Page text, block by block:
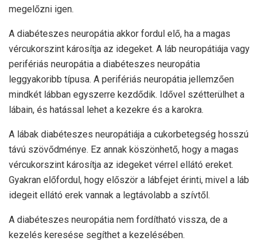
megelőzni igen.
A diabéteszes neuropátia akkor fordul elő, ha a magas
vércukorszint károsítja az idegeket. A láb neuropátiája vagy
perifériás neuropátia a diabéteszes neuropátia
leggyakoribb típusa. A perifériás neuropátia jellemzően
mindkét lábban egyszerre kezdődik. Idővel szétterülhet a
lábain, és hatással lehet a kezekre és a karokra.
A lábak diabéteszes neuropátiája a cukorbetegség hosszú
távú szövődménye. Ez annak köszönhető, hogy a magas
vércukorszint károsítja az idegeket vérrel ellátó ereket.
Gyakran előfordul, hogy először a lábfejet érinti, mivel a láb
idegeit ellátó erek vannak a legtávolabb a szívtől.
A diabéteszes neuropátia nem fordítható vissza, de a
kezelés keresése segíthet a kezelésében.